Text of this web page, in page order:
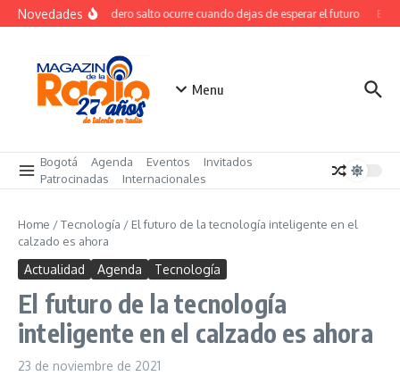
Saltar al contenido
NovedadesEl verdadero salto ocurre cuando dejas de esperar el futuro El
Menu
Bogotá Agenda Eventos
Invitados
Patrocinadas
Internacionales
Home /Tecnología / El futuro de la tecnología inteligente en el
calzado es ahora
Actualidad Agenda Tecnología
El futuro de la tecnología
inteligente en el calzado es ahora
23 de noviembre de 2021